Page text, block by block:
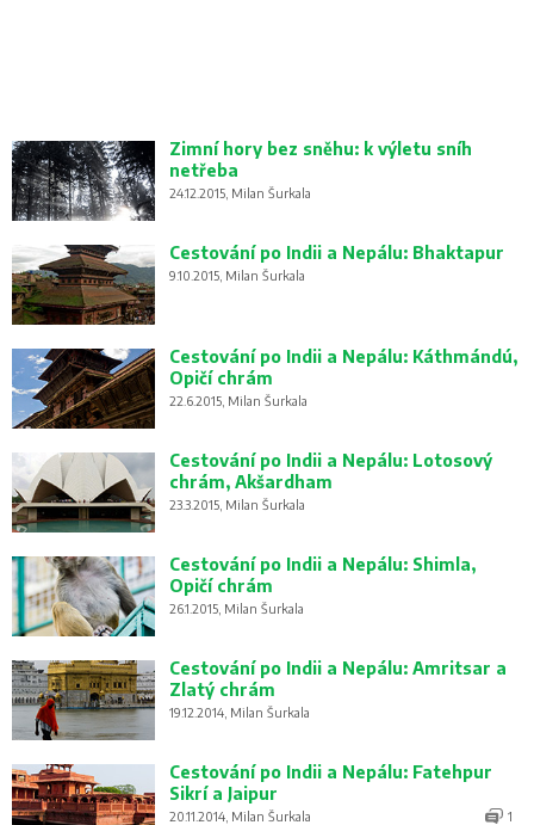
Zimní hory bez sněhu: k výletu sníh
netřeba
24.12.2015, Milan Šurkala
Cestování po Indii a Nepálu: Bhaktapur
9.10.2015, Milan Šurkala
Cestování po Indii a Nepálu: Káthmándú,
Opičí chrám
22.6.2015, Milan Šurkala
Cestování po Indii a Nepálu: Lotosový
chrám, Akšardham
23.3.2015, Milan Šurkala
Cestování po Indii a Nepálu: Shimla,
Opičí chrám
26.1.2015, Milan Šurkala
Cestování po Indii a Nepálu: Amritsar a
Zlatý chrám
19.12.2014, Milan Šurkala
Cestování po Indii a Nepálu: Fatehpur
Sikrí a Jaipur
20.11.2014, Milan Šurkala 1